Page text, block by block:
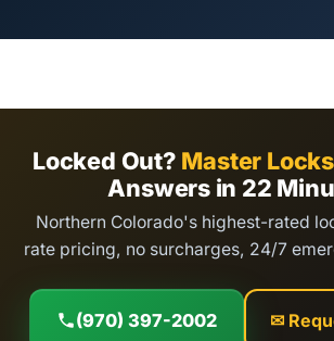
Locked Out? Master
Answers in 22
Northern Colorado's highest-rated
rate pricing, no surcharges, 24/7
(970) 397-2002 ✉